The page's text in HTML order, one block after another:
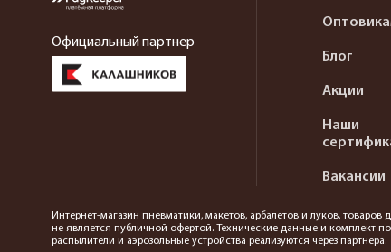
Официальный партнер
Блог
Акции
Наши
Вакансии
Интернет-магазин пневматики, макетов, арбалетов и луков,
не является публичной офертой. Технические данные и комплект
распылители и аэрозольные устройства реализуются через партнера.